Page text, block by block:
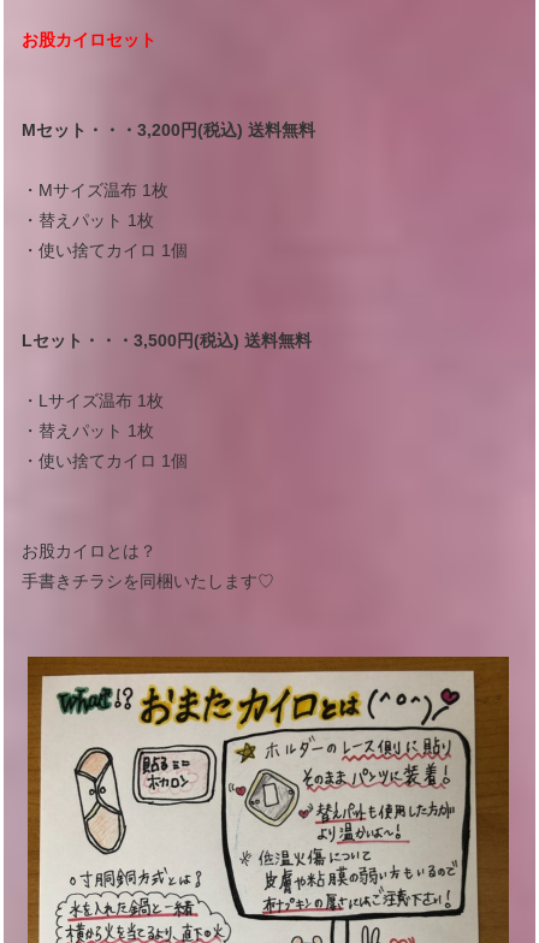
お股カイロセット
Mセット・・・3,200円(税込) 送料無料
・Mサイズ温布 1枚
・替えパット 1枚
・使い捨てカイロ 1個
Lセット・・・3,500円(税込) 送料無料
・Lサイズ温布 1枚
・替えパット 1枚
・使い捨てカイロ 1個
お股カイロとは？
手書きチラシを同梱いたします♡